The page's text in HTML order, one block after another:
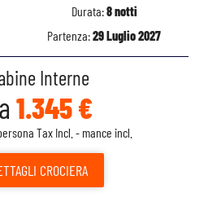
Durata:8 notti
Partenza:29 Luglio 2027
Interne
1.345 €
Tax Incl. - mance incl.
CROCIERA